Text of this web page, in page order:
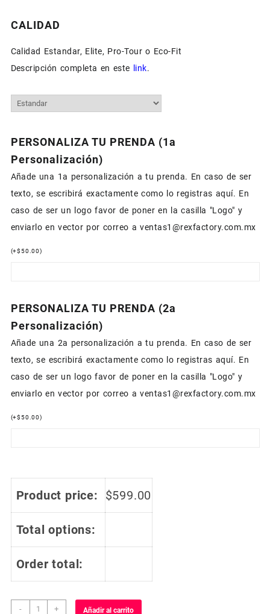
CALIDAD
Calidad Estandar, Elite, Pro-Tour o Eco-Fit
Descripción completa en este
link.
PERSONALIZA TU PRENDA (1a
Personalización)
Añade una 1a personalización a tu prenda. En caso de ser
texto, se escribirá exactamente como lo registras aquí. En
caso de ser un logo favor de poner en la casilla "Logo" y
enviarlo en vector por correo a ventas1@rexfactory.com.mx
(+$50.00 )
PERSONALIZA TU PRENDA (2a
Personalización)
Añade una 2a personalización a tu prenda. En caso de ser
texto, se escribirá exactamente como lo registras aquí. En
caso de ser un logo favor de poner en la casilla "Logo" y
enviarlo en vector por correo a ventas1@rexfactory.com.mx
(+$50.00 )
Product price: $599.00
Total options:
Order total:
- Jersey + Añadir al carrito